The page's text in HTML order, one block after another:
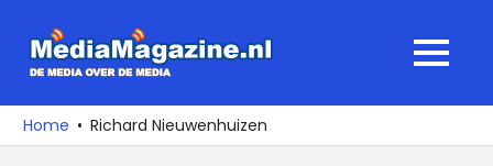
naar
media
over
MENU
Home Richard Nieuwenhuizen